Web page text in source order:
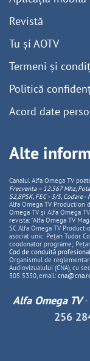
Revistă
Tu și AOTV
Termeni și
Politică
Acord date
Alte
Canalul Alfa Omega TV
Frecventa – 12.567 Mhz,
S2,8PSK, FEC - 3/5, Codare -
Alfa Omega TV Production
Omega TV și Alfa Omega
revista: "Alfa Omega TV
SC Alfa Omega TV
asociat unic: Pețan Tudor.
coodonator programe;
Cod de conduită
Organismul de
Audiovizualului (CNA), cu
305 5350, email:
Alfa Omega TV-
256